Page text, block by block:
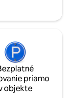
priamo
objekte